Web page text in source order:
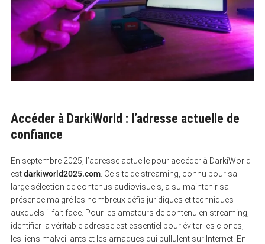
Accéder à DarkiWorld : l’adresse actuelle de
confiance
En septembre 2025, l’adresse actuelle pour accéder à DarkiWorld
estdarkiworld2025.com. Ce site de streaming, connu pour sa
large sélection de contenus audiovisuels, a su maintenir sa
présence malgré les nombreux défis juridiques et techniques
auxquels il fait face. Pour les amateurs de contenu en streaming,
identifier la véritable adresse est essentiel pour éviter les clones,
les liens malveillants et les arnaques qui pullulent sur Internet. En